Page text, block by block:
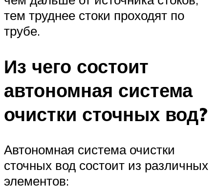
тем труднее стоки проходят по
трубе.
Из чего состоит
автономная система
очистки сточных вод?
Автономная система очистки
сточных вод состоит из различных
элементов: